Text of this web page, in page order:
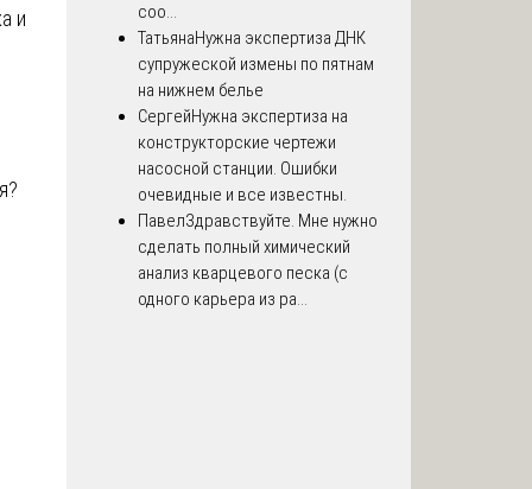
и
соо...
ТатьянаНужна экспертиза ДНК
супружеской измены по пятнам
на нижнем белье
СергейНужна экспертиза на
конструкторские чертежи
насосной станции. Ошибки
очевидные и все известны.
ПавелЗдравствуйте. Мне нужно
сделать полный химический
анализ кварцевого песка (с
одного карьера из ра...